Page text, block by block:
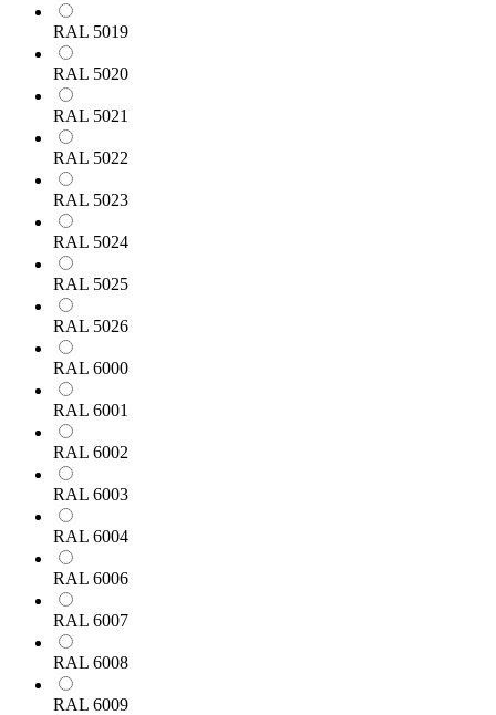
RAL 5019
RAL 5020
RAL 5021
RAL 5022
RAL 5023
RAL 5024
RAL 5025
RAL 5026
RAL 6000
RAL 6001
RAL 6002
RAL 6003
RAL 6004
RAL 6006
RAL 6007
RAL 6008
RAL 6009